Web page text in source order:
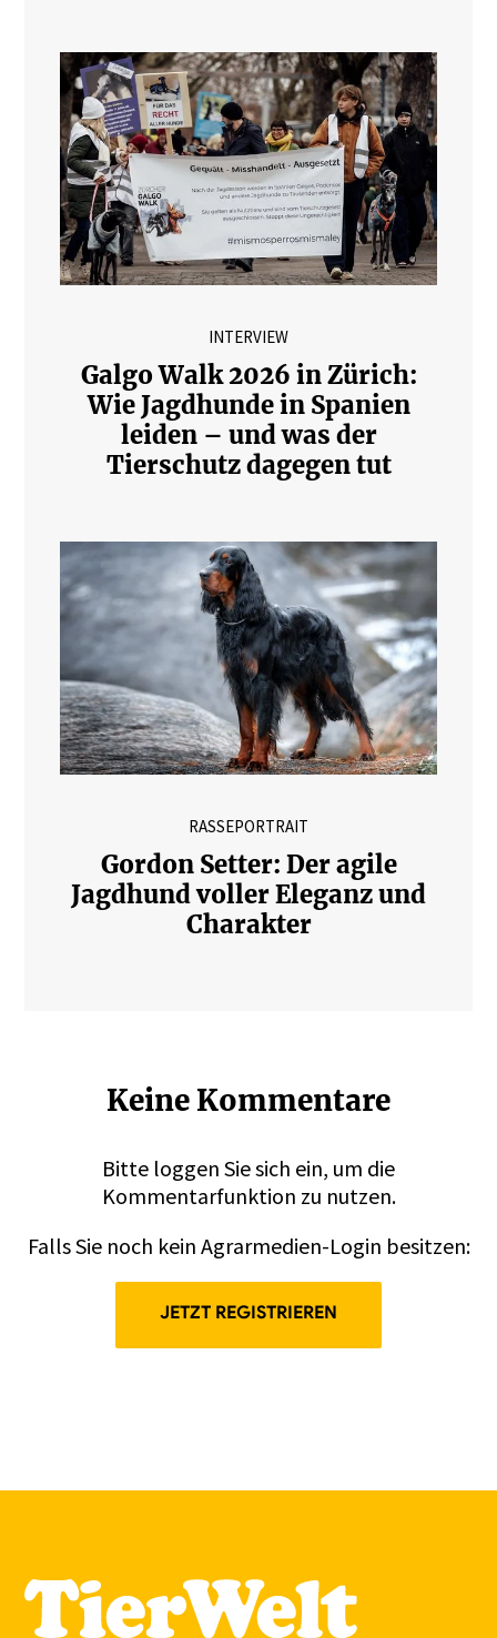
INTERVIEW
Galgo Walk 2026 in Zürich:
Wie Jagdhunde in Spanien
leiden – und was der
Tierschutz dagegen tut
RASSEPORTRAIT
Gordon Setter: Der agile
Jagdhund voller Eleganz und
Charakter
Keine Kommentare
Bitte loggen Sie sich ein, um die
Kommentarfunktion zu nutzen.
Falls Sie noch kein Agrarmedien-Login besitzen:
JETZT REGISTRIEREN